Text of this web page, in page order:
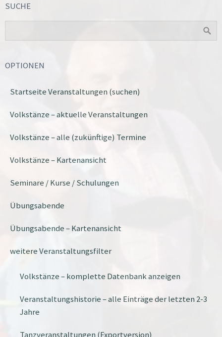
SUCHE
OPTIONEN
Startseite Veranstaltungen (suchen)
Volkstänze – aktuelle Veranstaltungen
Volkstänze – alle (zukünftige) Termine
Volkstänze – Kartenansicht
Seminare / Kurse / Schulungen
Übungsabende
Übungsabende – Kartenansicht
weitere Veranstaltungsfilter
Volkstänze – komplette Datenbank anzeigen
Veranstaltungshistorie – alle Einträge der letzten 2-3
Jahre
Tanzveranstaltungen (Exportversion)